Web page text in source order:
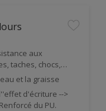
aux
taches, chocs,…
et la graisse
d'écriture -->
du PU.